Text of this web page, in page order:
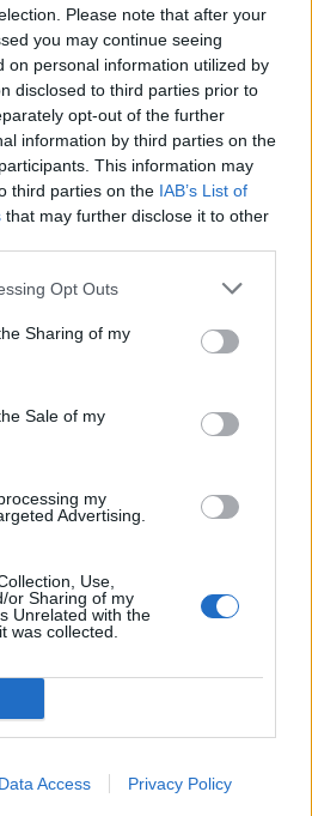
Please note that after your
you may continue seeing
on personal information utilized by
disclosed to third parties prior to
opt-out of the further
information by third parties on the
This information may
third parties on the IAB’s List of
that may further disclose it to other
Opt Outs
Sharing of my
Sale of my
my
Advertising.
Use,
or Sharing of my
Unrelated with the
was collected.
Data Access Privacy Policy
100 χρόνια
φαρμάκου -
το σήμερα και
το αύριο
Φεβρουαρίου 2024
ΑΡΘΡΑ
- 07:22
πιστοποιήθηκε ως Great Place